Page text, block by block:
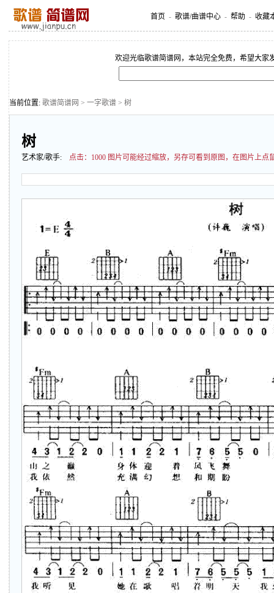
首页 - 歌谱/曲谱中心 - 帮助 - 收藏
欢迎光临歌谱简谱网，本站完全免费，希望大家
当前位置: 歌谱简谱网 > 一字歌谱 > 树
树
艺术家/歌手: 点击： 1000 图片可能经过缩放，另存可看到原图，在图片上